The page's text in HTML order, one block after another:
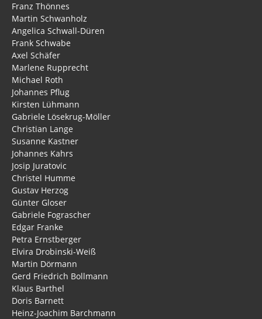
Stöverstuuv 2017, 2016. 2015
Gästebuch
Franz Thönnes
Martin Schwanholz
Angelica Schwall-Düren
Frank Schwabe
Axel Schäfer
Marlene Rupprecht
Michael Roth
Johannes Pflug
Kirsten Lühmann
Gabriele Lösekrug-Möller
Christian Lange
Susanne Kastner
Johannes Kahrs
Josip Juratovic
Christel Humme
Gustav Herzog
Günter Gloser
Gabriele Fograscher
Edgar Franke
Petra Ernstberger
Elvira Drobinski-Weiß
Martin Dörmann
Gerd Friedrich Bollmann
Klaus Barthel
Doris Barnett
Heinz-Joachim Barchmann